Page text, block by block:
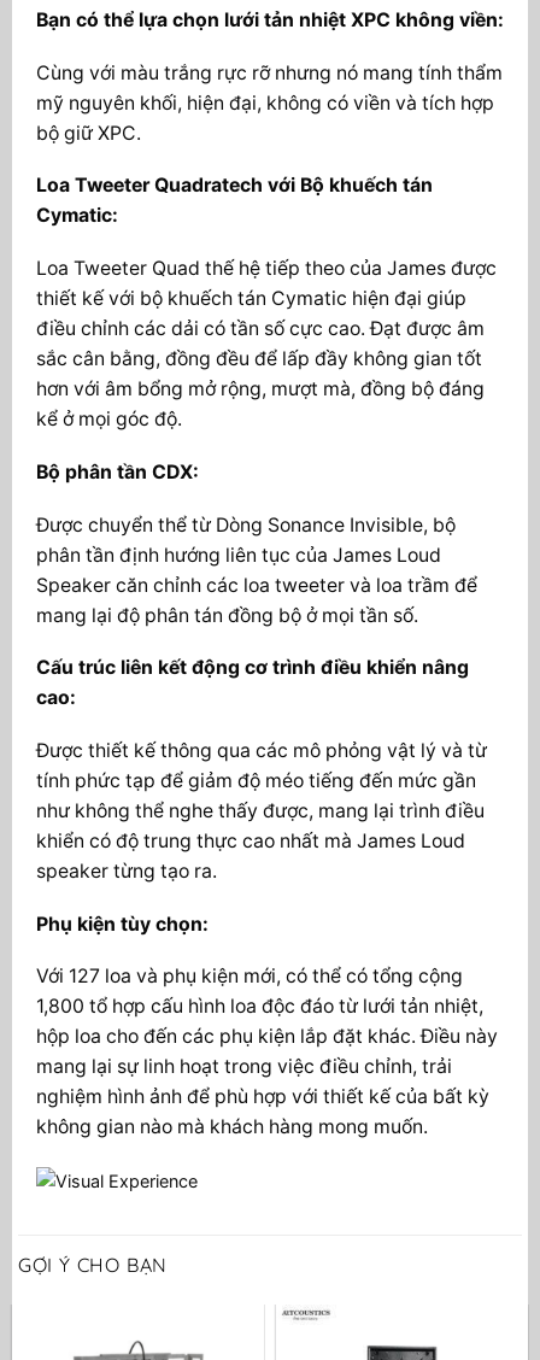
Bạn có thể lựa chọn lưới tản nhiệt XPC không viền:
Cùng với màu trắng rực rỡ nhưng nó mang tính thẩm
mỹ nguyên khối, hiện đại, không có viền và tích hợp
bộ giữ XPC.
Loa Tweeter Quadratech với Bộ khuếch tán
Cymatic:
Loa Tweeter Quad thế hệ tiếp theo của James được
thiết kế với bộ khuếch tán Cymatic hiện đại giúp
điều chỉnh các dải có tần số cực cao. Đạt được âm
sắc cân bằng, đồng đều để lấp đầy không gian tốt
hơn với âm bổng mở rộng, mượt mà, đồng bộ đáng
kể ở mọi góc độ.
Bộ phân tần CDX:
Được chuyển thể từ Dòng Sonance Invisible, bộ
phân tần định hướng liên tục của James Loud
Speaker căn chỉnh các loa tweeter và loa trầm để
mang lại độ phân tán đồng bộ ở mọi tần số.
Cấu trúc liên kết động cơ trình điều khiển nâng
cao:
Được thiết kế thông qua các mô phỏng vật lý và từ
tính phức tạp để giảm độ méo tiếng đến mức gần
như không thể nghe thấy được, mang lại trình điều
khiển có độ trung thực cao nhất mà James Loud
speaker từng tạo ra.
Phụ kiện tùy chọn:
Với 127 loa và phụ kiện mới, có thể có tổng cộng
1,800 tổ hợp cấu hình loa độc đáo từ lưới tản nhiệt,
hộp loa cho đến các phụ kiện lắp đặt khác. Điều này
mang lại sự linh hoạt trong việc điều chỉnh, trải
nghiệm hình ảnh để phù hợp với thiết kế của bất kỳ
không gian nào mà khách hàng mong muốn.
GỢI Ý CHO BẠN